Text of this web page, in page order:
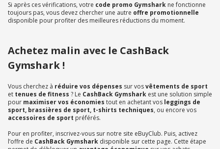
Si après ces vérifications, votre code promo Gymshark ne fonctionne
toujours pas, vous devez chercher une autre offre promotionnelle
disponible pour profiter des meilleures réductions du moment.
Achetez malin avec le CashBack
Gymshark !
Vous cherchez à réduire vos dépenses sur vosvêtements de sport
et tenues de fitness ? Le CashBack Gymshark est une solution simple
pour maximiser vos économies tout en achetant vos leggings de
sport, brassières de sport, t-shirts techniques, ou encore vos
accessoires de sport préférés.
Pour en profiter, inscrivez-vous sur notre site eBuyClub. Puis, activez
l’offre de CashBack Gymshark disponible sur cette page. Cette étape